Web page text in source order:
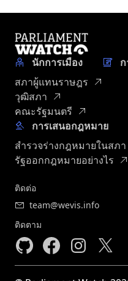
นักการเมือง
สภาผู้แทนราษฎร
วุฒิสภา
คณะรัฐมนตรี
การเสนอกฎหมาย
สำรวจร่างกฎหมายในสภา
รัฐออกกฎหมายอย่างไร
ติดต่อ
team@wevis.info
ติดตาม